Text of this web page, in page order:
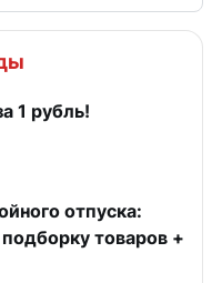
1 рубль!
отпуска:
товаров +